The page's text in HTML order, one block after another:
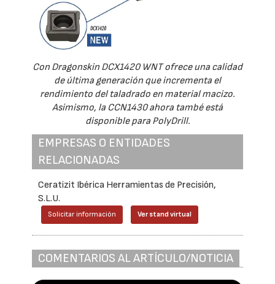
Con Dragonskin DCX1420 WNT ofrece una calidad
de última generación que incrementa el
rendimiento del taladrado en material macizo.
Asimismo, la CCN1430 ahora també está
disponible para PolyDrill.
EMPRESAS O ENTIDADES
RELACIONADAS
Ceratizit Ibérica Herramientas de Precisión,
S.L.U.
Solicitar información Ver stand virtual
COMENTARIOS AL ARTÍCULO/NOTICIA